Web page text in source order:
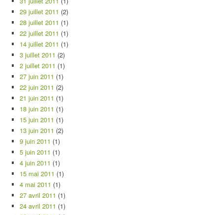
29 juillet 2011 (2)
28 juillet 2011 (1)
22 juillet 2011 (1)
14 juillet 2011 (1)
3 juillet 2011 (2)
2 juillet 2011 (1)
27 juin 2011 (1)
22 juin 2011 (2)
21 juin 2011 (1)
18 juin 2011 (1)
15 juin 2011 (1)
13 juin 2011 (2)
9 juin 2011 (1)
5 juin 2011 (1)
4 juin 2011 (1)
15 mai 2011 (1)
4 mai 2011 (1)
27 avril 2011 (1)
24 avril 2011 (1)